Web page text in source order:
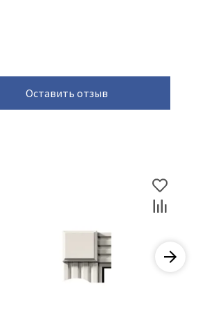
Оставить отзыв